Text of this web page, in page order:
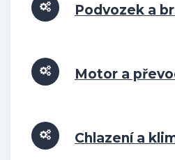
Podvozek a
Motor a
Chlazení a